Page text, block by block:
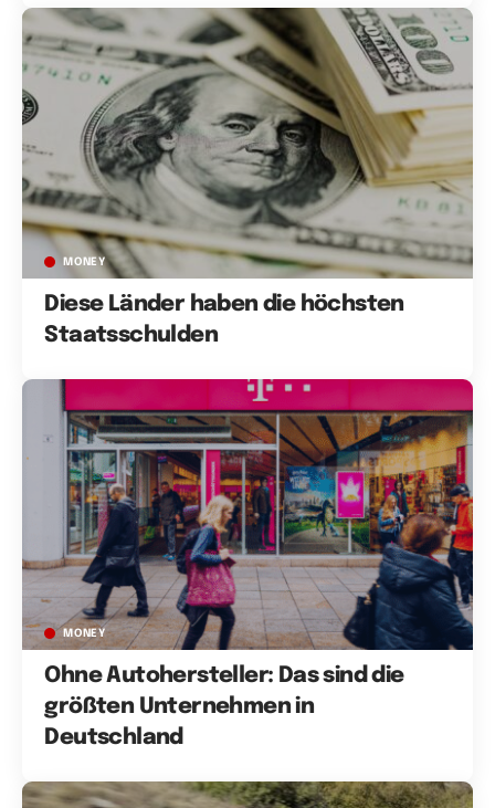
MONEY
Diese Länder haben die höchsten
Staatsschulden
MONEY
Ohne Autohersteller: Das sind die
größten Unternehmen in
Deutschland